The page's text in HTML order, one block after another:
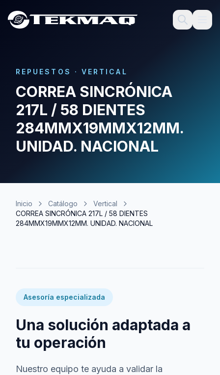
REPUESTOS · VERTICAL
CORREA SINCRÓNICA
217L / 58 DIENTES
284MMX19MMX12MM.
UNIDAD. NACIONAL
Inicio Catálogo
Vertical
CORREA SINCRÓNICA 217L / 58 DIENTES
284MMX19MMX12MM. UNIDAD. NACIONAL
Asesoría especializada
Una solución adaptada a
tu operación
Nuestro equipo te ayuda a validar la